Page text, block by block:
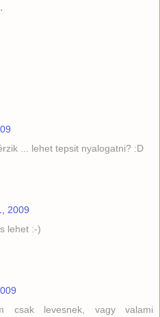
... lehet tepsit nyalogatni? :D
2009
lehet :-)
csak levesnek, vagy valami